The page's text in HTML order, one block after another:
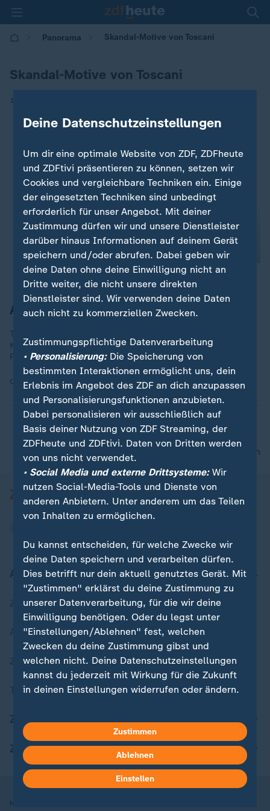
Panorama Skandal-Motive von Toscani
Skandal-Motive von Toscani
13.01.2025 | 09:36
Aufmerksam machen auf Magersucht
Toscani zeigte 2007 die Magersüchtige Isabelle Caro in einer
Kampagne für die Jeans-Firma "Nolita". 2010 erlag Caro den
Folgen ihrer Magersucht.
Quelle: action press
nach oben
Aktuell bei ZDFheute
Zuletzt veröffentlicht
Aktuelle Sendungs-Videos
ZDFheute Stories
Themen im Überblick
ZDFheute Update
ZDFheute Apps
Nutzungsbedingungen
Deine Datenschutzeinstellungen
Um dir eine optimale Website von ZDF, ZDFheute
und ZDFtivi präsentieren zu können, setzen wir
Cookies und vergleichbare Techniken ein. Einige
der eingesetzten Techniken sind unbedingt
erforderlich für unser Angebot. Mit deiner
Zustimmung dürfen wir und unsere Dienstleister
darüber hinaus Informationen auf deinem Gerät
speichern und/oder abrufen. Dabei geben wir
deine Daten ohne deine Einwilligung nicht an
Dritte weiter, die nicht unsere direkten
Dienstleister sind. Wir verwenden deine Daten
auch nicht zu kommerziellen Zwecken.
Zustimmungspflichtige Datenverarbeitung
• Personalisierung:Die Speicherung von
bestimmten Interaktionen ermöglicht uns, dein
Erlebnis im Angebot des ZDF an dich anzupassen
und Personalisierungsfunktionen anzubieten.
Dabei personalisieren wir ausschließlich auf
Basis deiner Nutzung von ZDF Streaming, der
ZDFheute und ZDFtivi. Daten von Dritten werden
von uns nicht verwendet.
• Social Media und externe Drittsysteme:Wir
nutzen Social-Media-Tools und Dienste von
anderen Anbietern. Unter anderem um das Teilen
von Inhalten zu ermöglichen.
Du kannst entscheiden, für welche Zwecke wir
deine Daten speichern und verarbeiten dürfen.
Dies betrifft nur dein aktuell genutztes Gerät. Mit
"Zustimmen" erklärst du deine Zustimmung zu
unserer Datenverarbeitung, für die wir deine
Einwilligung benötigen. Oder du legst unter
"Einstellungen/Ablehnen" fest, welchen
Zwecken du deine Zustimmung gibst und
welchen nicht. Deine Datenschutzeinstellungen
kannst du jederzeit mit Wirkung für die Zukunft
in deinen Einstellungen widerrufen oder ändern.
Weitere Informationen findest du in unserer
Datenschutzerklärung.
Zustimmen
Ablehnen
Einstellen